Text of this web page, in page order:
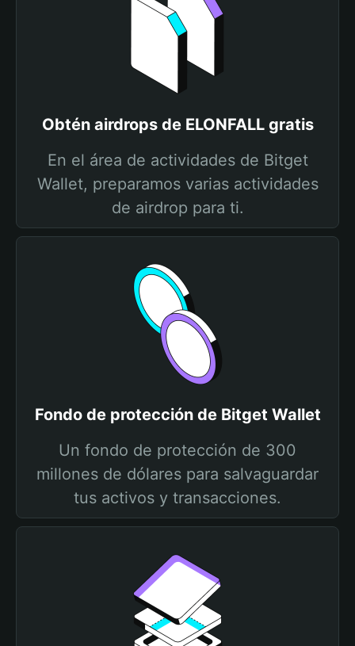
Obtén airdrops de ELONFALL gratis
En el área de actividades de Bitget
Wallet, preparamos varias actividades
de airdrop para ti.
Fondo de protección de Bitget Wallet
Un fondo de protección de 300
millones de dólares para salvaguardar
tus activos y transacciones.